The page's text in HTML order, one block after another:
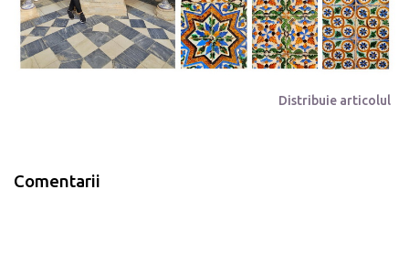
Distribuie articolul
Comentarii